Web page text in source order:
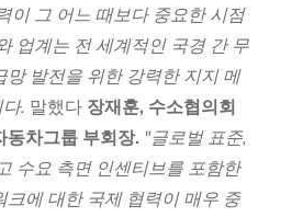
이 그 어느 때보다 중요한 시점
업계는 전 세계적인 국경 간 무
망 발전을 위한 강력한 지지 메
. 말했다 장재훈, 수소협의회
동차그룹 부회장. "글로벌 표준,
수요 측면 인센티브를 포함한
크에 대한 국제 협력이 매우 중